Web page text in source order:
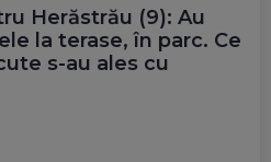
Herăstrău (9): Au
la terase, în parc. Ce
s-au ales cu